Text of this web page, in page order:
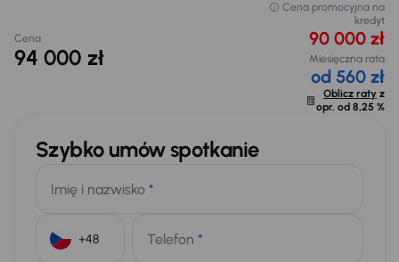
Cena
94 000 zł
Cena promocyjna na
kredyt
90 000 zł
Miesięczna rata
od 560 zł
Oblicz raty z
opr. od 8,25 %
Szybko umów spotkanie
Imię i nazwisko *
Telefon *